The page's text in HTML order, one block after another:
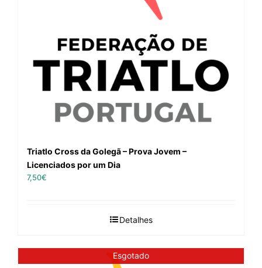
Triatlo Cross da Golegã – Prova Jovem –
Licenciados por um Dia
7,50€
Detalhes
Esgotado